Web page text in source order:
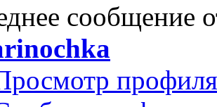
сообщение
профиля